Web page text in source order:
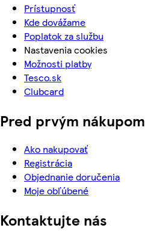
Prístupnosť
Kde dovážame
Poplatok za službu
Nastavenia cookies
Možnosti platby
Tesco.sk
Clubcard
Pred prvým nákupom
Ako nakupovať
Registrácia
Objednanie doručenia
Moje obľúbené
Kontaktujte nás